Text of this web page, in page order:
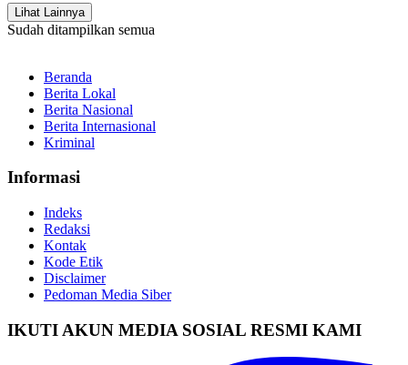
Lihat Lainnya
Sudah ditampilkan semua
Beranda
Berita Lokal
Berita Nasional
Berita Internasional
Kriminal
Informasi
Indeks
Redaksi
Kontak
Kode Etik
Disclaimer
Pedoman Media Siber
IKUTI AKUN MEDIA SOSIAL RESMI KAMI